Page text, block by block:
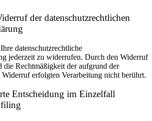
der datenschutzrechtlichen
datenschutzrechtliche
jederzeit zu widerrufen. Durch den Widerruf
Rechtmäßigkeit der aufgrund der
erfolgten Verarbeitung nicht berührt.
Entscheidung im Einzelfall